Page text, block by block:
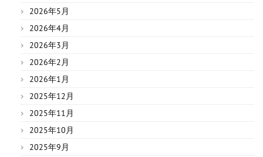
2026年5月
2026年4月
2026年3月
2026年2月
2026年1月
2025年12月
2025年11月
2025年10月
2025年9月